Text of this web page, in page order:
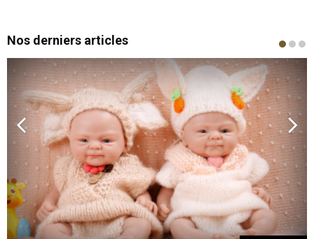
Nos derniers articles